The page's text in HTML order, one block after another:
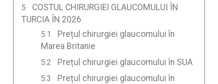
COSTUL CHIRURGIEI GLAUCOMULUI ÎN
TURCIA ÎN 2026
Prețul chirurgiei glaucomului în
Marea Britanie
Prețul chirurgiei glaucomului în SUA
Prețul chirurgiei glaucomului în